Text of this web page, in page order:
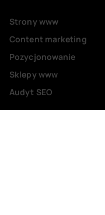
Strony www
Content marketing
Pozycjonowanie
Sklepy www
Audyt SEO